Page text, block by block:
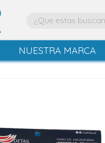
NUESTRA MARCA